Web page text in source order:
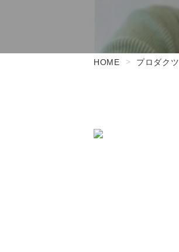
HOME プロダクツ